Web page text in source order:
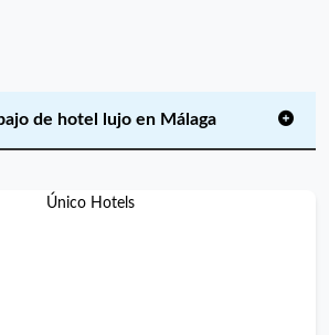
de hotel lujo en Málaga